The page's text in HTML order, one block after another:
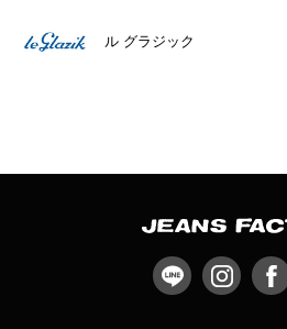
ル グラジック